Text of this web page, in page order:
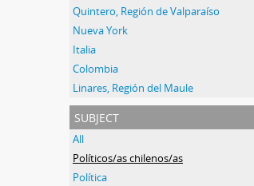
Quintero, Región de Valparaíso
Nueva York
Italia
Colombia
Linares, Región del Maule
subject
All
Políticos/as chilenos/as
Política